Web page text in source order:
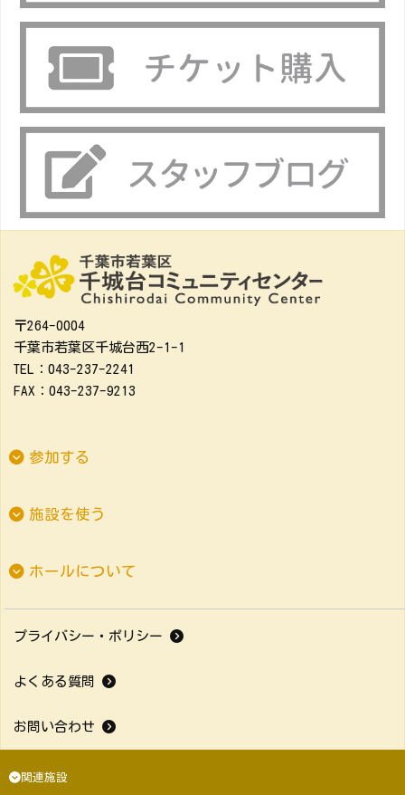
〒264-0004
千葉市若葉区千城台西2-1-1
TEL：043-237-2241
FAX：043-237-9213
参加する
施設を使う
ホールについて
プライバシー・ポリシー
よくある質問
お問い合わせ
関連施設